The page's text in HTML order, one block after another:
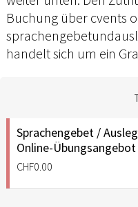
Buchung über cvents
handelt sich um ein
Sprachengebet /
Online-Übungsangebot
CHF0.00